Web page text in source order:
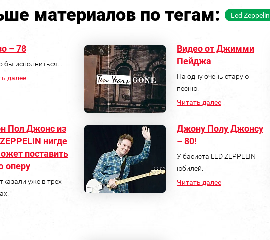
материалов по тегам: Led Zeppelin
– 78
бы исполниться...
далее
Видео от Джимми
Пейджа
На одну очень старую
песню.
Читать далее
Пол Джонс из
нигде
поставить
оперу
уже в трех
Джону Полу Джонсу
– 80!
У басиста LED ZEPPELIN
юбилей.
Читать далее